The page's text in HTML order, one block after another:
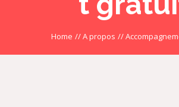
Home //A propos //